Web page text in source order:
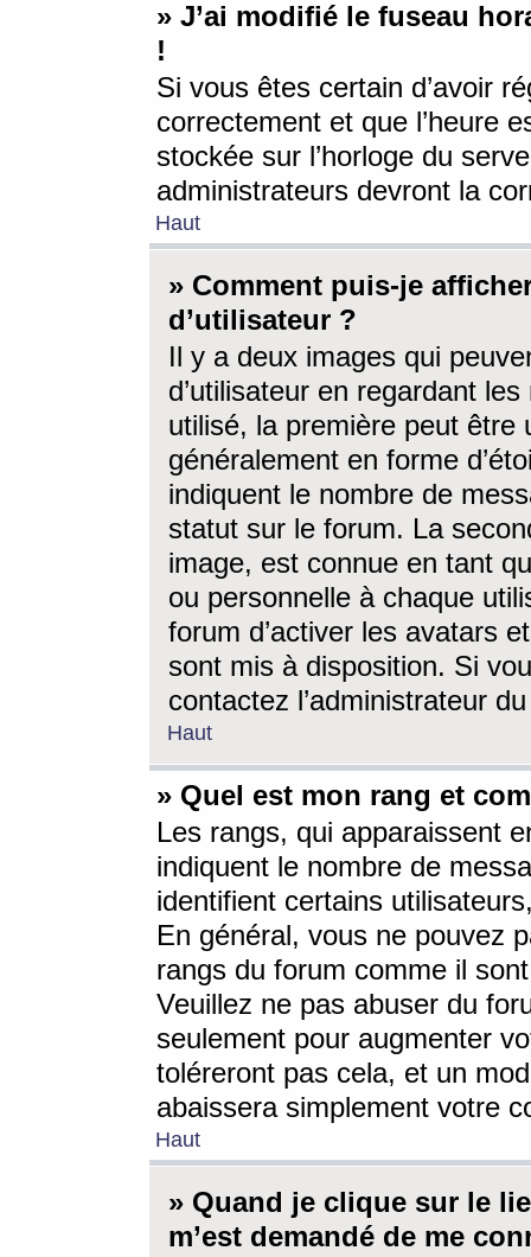
» J’ai modifié le fuseau
!
Si vous êtes certain d’avoir
correctement et que l’heure
stockée sur l’horloge du
administrateurs devront la
Haut
» Comment puis-je
d’utilisateur ?
Il y a deux images qui
d’utilisateur en regardant
utilisé, la première peut être
généralement en forme
indiquent le nombre de
statut sur le forum. La
image, est connue en tant
ou personnelle à chaque
forum d’activer les avatars
sont mis à disposition. Si
contactez l’administrateur
Haut
» Quel est mon rang et
Les rangs, qui apparaissent
indiquent le nombre de
identifient certains
En général, vous ne pouvez
rangs du forum comme il
Veuillez ne pas abuser du
seulement pour augmenter
toléreront pas cela, et un
abaissera simplement votre
Haut
» Quand je clique sur le
m’est demandé de me